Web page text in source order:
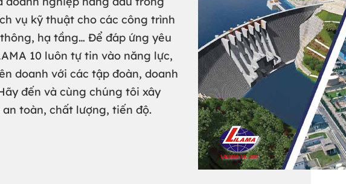
vụ kỹ thuật cho các công trình
hạ tầng… Để đáp ứng yêu
10 luôn tự tin vào năng lực,
doanh với các tập đoàn, doanh
đến và cùng chúng tôi xây
toàn, chất lượng, tiến độ.